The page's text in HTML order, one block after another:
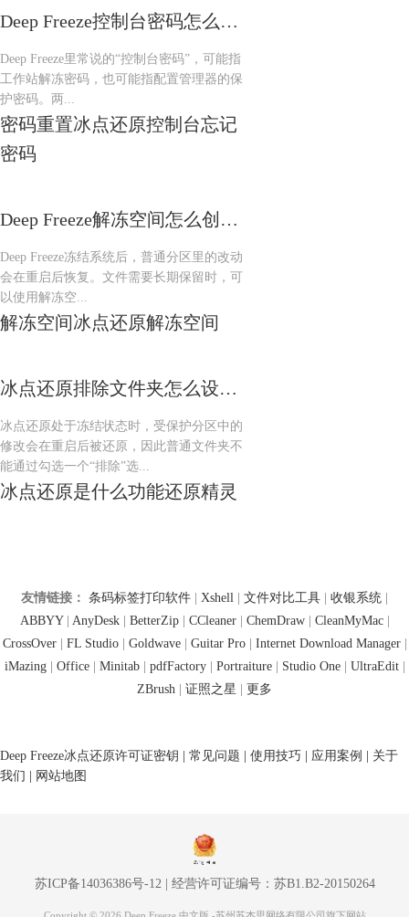
Deep Freeze控制台密码怎么设置 Deep Freeze控制台密码忘记后怎么处理
Deep Freeze里常说的“控制台密码”，可能指
工作站解冻密码，也可能指配置管理器的保
护密码。两...
密码重置冰点还原控制台忘记
密码
Deep Freeze解冻空间怎么创建 Deep Freeze解冻空间容量不足怎么调整
Deep Freeze冻结系统后，普通分区里的改动
会在重启后恢复。文件需要长期保留时，可
以使用解冻空...
解冻空间冰点还原解冻空间
冰点还原排除文件夹怎么设置 冰点还原排除文件夹不生效怎么排查
冰点还原处于冻结状态时，受保护分区中的
修改会在重启后被还原，因此普通文件夹不
能通过勾选一个“排除”选...
冰点还原是什么功能还原精灵
友情链接： 条码标签打印软件 Xshell 文件对比工具 收银系统
ABBYY| AnyDesk| BetterZip| CCleaner| ChemDraw| CleanMyMac|
CrossOver| FL Studio| Goldwave| Guitar Pro| Internet Download Manager|
iMazing| Office| Minitab| pdfFactory| Portraiture| Studio One| UltraEdit|
ZBrush
证照之星 更多
Deep Freeze冰点还原许可证密钥 常见问题 使用技巧 应用案例
关于
我们
网站地图
苏ICP备14036386号-12 经营许可证编号：苏B1.B2-20150264